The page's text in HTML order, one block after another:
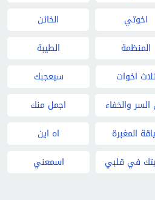
اخوتي
الخائن
المنظمة
الطيبة
اخوات
سيعجبك
والخفاء
اجمل منك
المغبرة
اه اين
في قلبي
اسمعني